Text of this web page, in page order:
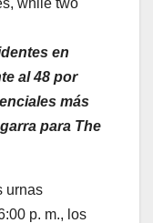
en
al 48 por
más
para The
urnas
p. m., los